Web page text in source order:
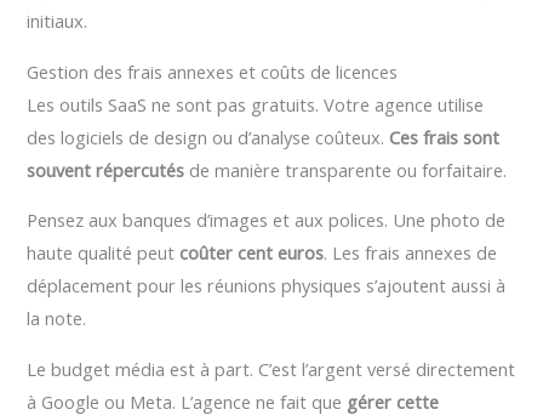
initiaux.
Gestion des frais annexes et coûts de licences
Les outils SaaS ne sont pas gratuits. Votre agence utilise
des logiciels de design ou d’analyse coûteux. Ces frais sont
souvent répercutés de manière transparente ou forfaitaire.
Pensez aux banques d’images et aux polices. Une photo de
haute qualité peut coûter cent euros. Les frais annexes de
déplacement pour les réunions physiques s’ajoutent aussi à
la note.
Le budget média est à part. C’est l’argent versé directement
à Google ou Meta. L’agence ne fait que gérer cette